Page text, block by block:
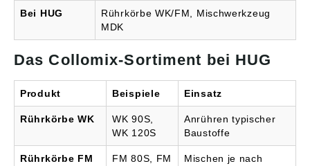
Bei HUG
Rührkörbe WK/FM, Mischwerkzeug
MDK
Das Collomix-Sortiment bei HUG
Produkt Beispiele Einsatz
Rührkörbe WK
WK 90S,
WK 120S
Anrühren typischer
Baustoffe
Rührkörbe FM
FM 80S, FM
Mischen je nach